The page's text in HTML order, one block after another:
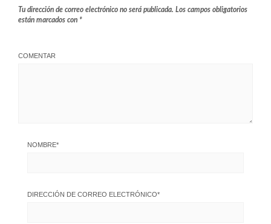
Tu dirección de correo electrónico no será publicada. Los campos obligatorios
están marcados con *
COMENTAR
NOMBRE*
DIRECCIÓN DE CORREO ELECTRÓNICO*